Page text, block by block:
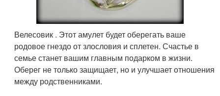
Велесовик . Этот амулет будет оберегать ваше
родовое гнездо от злословия и сплетен. Счастье в
семье станет вашим главным подарком в жизни.
Оберег не только защищает, но и улучшает отношения
между родственниками.